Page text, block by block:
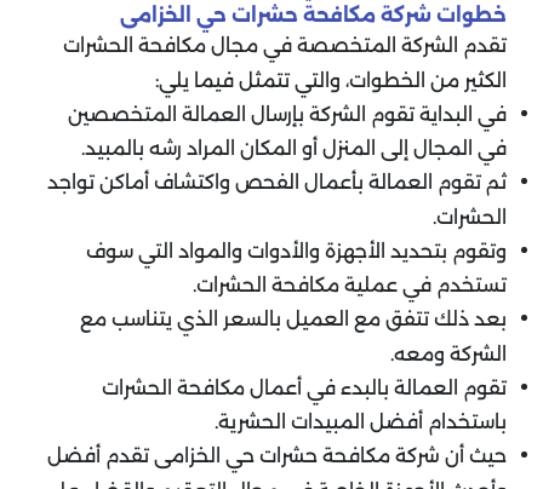
خطوات شركة مكافحة حشرات حي الخزامى
تقدم الشركة المتخصصة في مجال مكافحة الحشرات
الكثير من الخطوات، والتي تتمثل فيما يلي:
في البداية تقوم الشركة بإرسال العمالة المتخصصين
في المجال إلى المنزل أو المكان المراد رشه بالمبيد.
ثم تقوم العمالة بأعمال الفحص واكتشاف أماكن تواجد
الحشرات.
وتقوم بتحديد الأجهزة والأدوات والمواد التي سوف
تستخدم في عملية مكافحة الحشرات.
بعد ذلك تتفق مع العميل بالسعر الذي يتناسب مع
الشركة ومعه.
تقوم العمالة بالبدء في أعمال مكافحة الحشرات
باستخدام أفضل المبيدات الحشرية.
حيث أن شركة مكافحة حشرات حي الخزامى تقدم أفضل